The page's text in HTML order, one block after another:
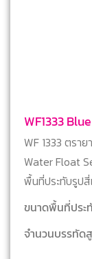
WF1333
WF 1333 ตรา
Water Float
พื้นที่ประทับรูป
ขนาดพื้นที่ประ
จำนวนบรรทัด